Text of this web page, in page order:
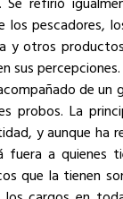
los pescadores,
y otros
sus percepciones.
de un
probos. La
y aunque ha
a quienes
que la tienen